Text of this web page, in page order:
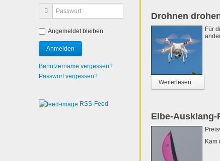
Drohnen
Für
Weiterlesen ...
Elbe-Ausklang-
Kam
Angemeldet bleiben
Benutzername vergessen?
Passwort vergessen?
RSS-Feed